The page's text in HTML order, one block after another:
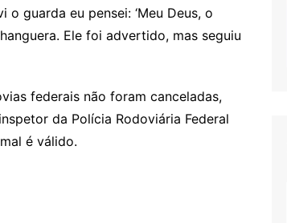
guarda eu pensei: ‘Meu Deus, o
Ele foi advertido, mas seguiu
federais não foram canceladas,
da Polícia Rodoviária Federal
é válido.